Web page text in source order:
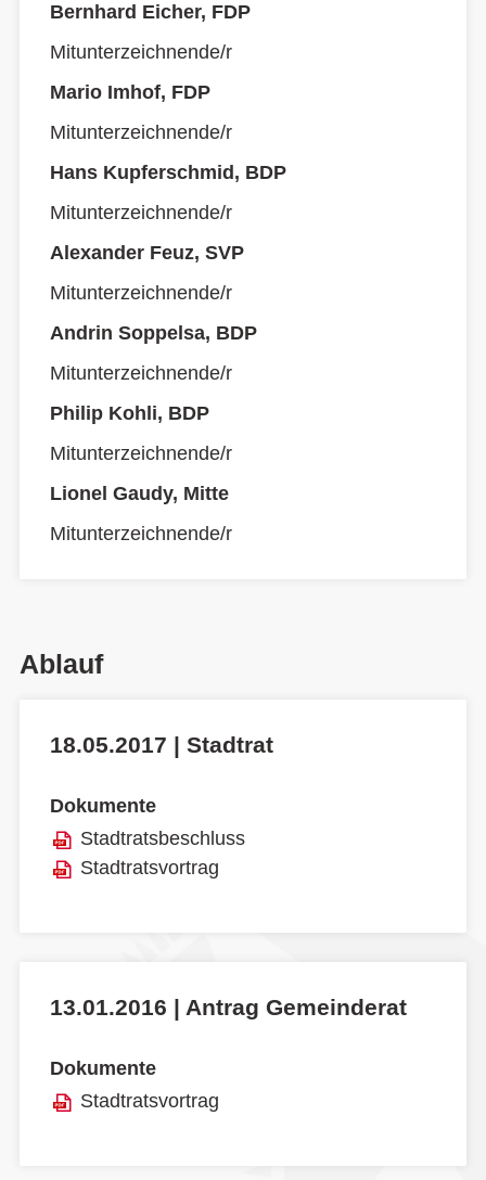
Bernhard Eicher, FDP
Mitunterzeichnende/r
Mario Imhof, FDP
Mitunterzeichnende/r
Hans Kupferschmid, BDP
Mitunterzeichnende/r
Alexander Feuz, SVP
Mitunterzeichnende/r
Andrin Soppelsa, BDP
Mitunterzeichnende/r
Philip Kohli, BDP
Mitunterzeichnende/r
Lionel Gaudy, Mitte
Mitunterzeichnende/r
Ablauf
18.05.2017 | Stadtrat
Dokumente
Stadtratsbeschluss
Stadtratsvortrag
13.01.2016 | Antrag Gemeinderat
Dokumente
Stadtratsvortrag